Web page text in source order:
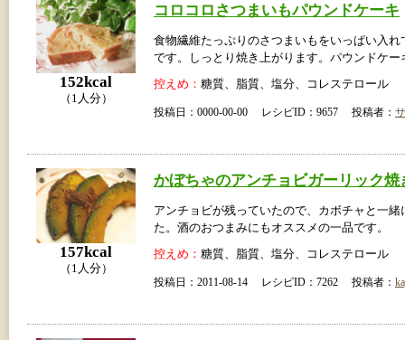
152kcal
（1人分）
コロコロさつまいもパウンドケーキ
食物繊維たっぷりのさつまいもをいっぱい入れ
です。しっとり焼き上がります。パウンドケー
控えめ： 糖質、脂質、塩分、コレステロール
投稿日：0000-00-00 レシピID：9657 投稿者：
157kcal
（1人分）
かぼちゃのアンチョビガーリック焼
アンチョビが残っていたので、カボチャと一緒
た。酒のおつまみにもオススメの一品です。
控えめ： 糖質、脂質、塩分、コレステロール
投稿日：2011-08-14 レシピID：7262 投稿者：